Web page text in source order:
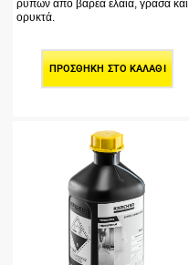
ρύπων από βαρέα έλαια, γράσα και
ορυκτά.
ΠΡΟΣΘΉΚΗ ΣΤΟ ΚΑΛΆΘΙ